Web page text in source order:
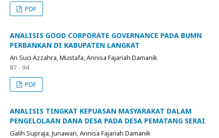
PDF
ANALISIS GOOD CORPORATE GOVERNANCE PADA BUMN
PERBANKAN DI KABUPATEN LANGKAT
An Suci Azzahra, Mustafa, Annisa Fajariah Damanik
87 - 94
PDF
ANALISIS TINGKAT KEPUASAN MASYARAKAT DALAM
PENGELOLAAN DANA DESA PADA DESA PEMATANG SERAI
Galih Supraja, Junawan, Annisa Fajariah Damanik